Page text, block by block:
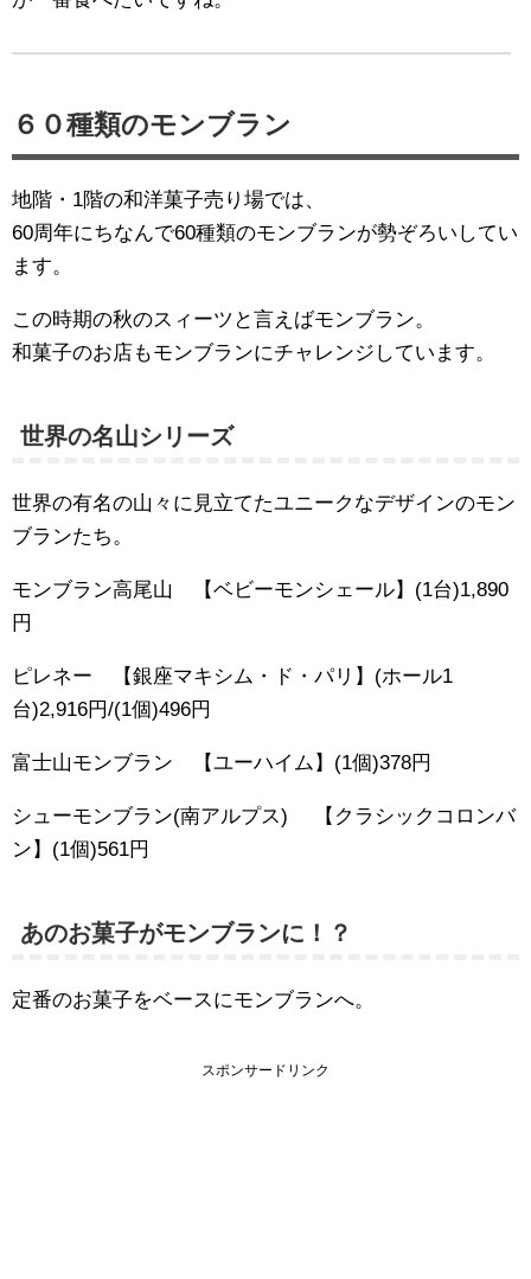
６０種類のモンブラン
地階・1階の和洋菓子売り場では、
60周年にちなんで60種類のモンブランが勢ぞろいしてい
ます。
この時期の秋のスィーツと言えばモンブラン。
和菓子のお店もモンブランにチャレンジしています。
世界の名山シリーズ
世界の有名の山々に見立てたユニークなデザインのモン
ブランたち。
モンブラン高尾山 【ベビーモンシェール】(1台)1,890
円
ピレネー 【銀座マキシム・ド・パリ】(ホール1
台)2,916円/(1個)496円
富士山モンブラン 【ユーハイム】(1個)378円
シューモンブラン(南アルプス) 【クラシックコロンバ
ン】(1個)561円
あのお菓子がモンブランに！？
定番のお菓子をベースにモンブランへ。
スポンサードリンク